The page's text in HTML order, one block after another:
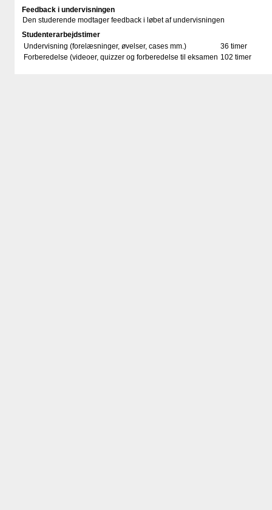
Feedback i undervisningen
Den studerende modtager feedback i løbet af undervisningen
Studenterarbejdstimer
Undervisning (forelæsninger, øvelser, cases mm.)
36 timer
Forberedelse (videoer, quizzer og forberedelse til eksamen 102 timer